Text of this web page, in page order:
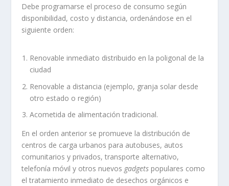
Debe programarse el proceso de consumo según
disponibilidad, costo y distancia, ordenándose en el
siguiente orden:
Renovable inmediato distribuido en la poligonal de la
ciudad
Renovable a distancia (ejemplo, granja solar desde
otro estado o región)
Acometida de alimentación tradicional.
En el orden anterior se promueve la distribución de
centros de carga urbanos para autobuses, autos
comunitarios y privados, transporte alternativo,
telefonía móvil y otros nuevos gadgets populares como
el tratamiento inmediato de desechos orgánicos e